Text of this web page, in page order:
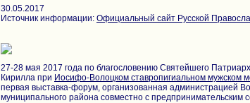
30.05.2017
Источник информации: Официальный сайт Русской
27-28 мая 2017 года по благословению Святейшего
Кирилла при Иосифо-Волоцком ставропигиальном мужском
первая выставка-форум, организованная администрацией
муниципального района совместно с предпринимательским